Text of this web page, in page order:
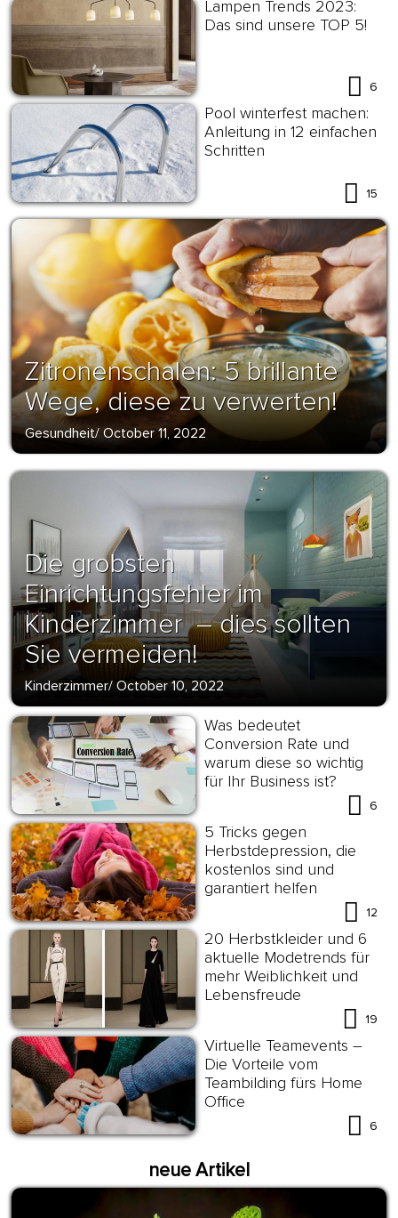
Lampen Trends 2023:
Das sind unsere TOP 5!
6
Pool winterfest machen:
Anleitung in 12 einfachen
Schritten
15
Zitronenschalen: 5 brillante
Wege, diese zu verwerten!
Gesundheit/ October 11, 2022
Die grobsten
Einrichtungsfehler im
Kinderzimmer – dies sollten
Sie vermeiden!
Kinderzimmer/ October 10, 2022
Was bedeutet
Conversion Rate und
warum diese so wichtig
für Ihr Business ist?
6
5 Tricks gegen
Herbstdepression, die
kostenlos sind und
garantiert helfen
12
20 Herbstkleider und 6
aktuelle Modetrends für
mehr Weiblichkeit und
Lebensfreude
19
Virtuelle Teamevents –
Die Vorteile vom
Teambilding fürs Home
Office
6
neue Artikel